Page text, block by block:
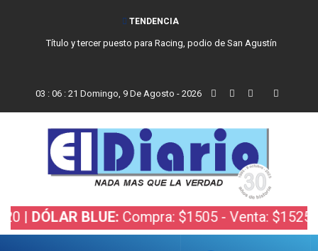
TENDENCIA
Título y tercer puesto para Racing, podio de San Agustín
03 : 06 : 22 Domingo, 9 De Agosto - 2026
BLUE: Compra: $1505 - Venta: $1525 |